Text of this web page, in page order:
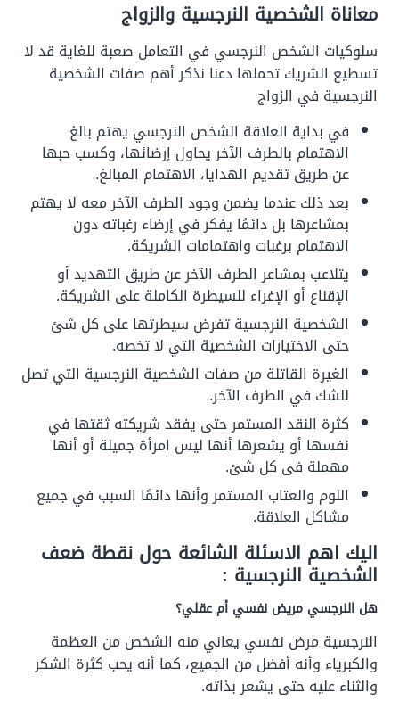
معاناة الشخصية النرجسية والزواج
سلوكيات الشخص النرجسي في التعامل صعبة للغاية قد لا
تسطيع الشريك تحملها دعنا نذكر أهم صفات الشخصية
النرجسية في الزواج
في بداية العلاقة الشخص النرجسي يهتم بالغ
الاهتمام بالطرف الآخر يحاول إرضائها، وكسب حبها
عن طريق تقديم الهدايا، الاهتمام المبالغ.
بعد ذلك عندما يضمن وجود الطرف الآخر معه لا يهتم
بمشاعرها بل دائمًا يفكر في إرضاء رغباته دون
الاهتمام برغبات واهتمامات الشريكة.
يتلاعب بمشاعر الطرف الآخر عن طريق التهديد أو
الإقناع أو الإغراء للسيطرة الكاملة على الشريكة.
الشخصية النرجسية تفرض سيطرتها على كل شئ
حتى الاختيارات الشخصية التي لا تخصه.
الغيرة القاتلة من صفات الشخصية النرجسية التي تصل
للشك في الطرف الآخر.
كثرة النقد المستمر حتى يفقد شريكته ثقتها في
نفسها أو يشعرها أنها ليس امرأة جميلة أو أنها
مهملة فى كل شئ.
اللوم والعتاب المستمر وأنها دائمًا السبب في جميع
مشاكل العلاقة.
اليك اهم الاسئلة الشائعة حول نقطة ضعف
الشخصية النرجسية :
هل النرجسي مريض نفسي أم عقلي؟
النرجسية مرض نفسي يعاني منه الشخص من العظمة
والكبرياء وأنه أفضل من الجميع، كما أنه يحب كثرة الشكر
والثناء عليه حتى يشعر بذاته.